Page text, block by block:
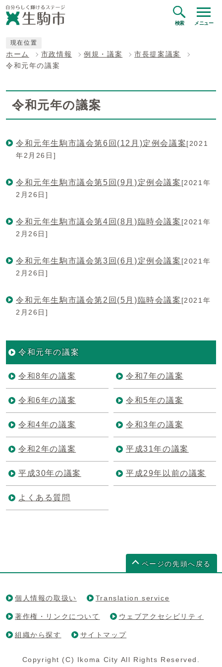
検索 メニュー
現在位置
ホーム 市政情報 例規・議案
市長提案議案
令和元年の議案
令和元年の議案
令和元年生駒市議会第6回(12月)定例会議案[2021
年2月26日]
令和元年生駒市議会第5回(9月)定例会議案 [2021年
2月26日]
令和元年生駒市議会第4回(8月)臨時会議案 [2021年
2月26日]
令和元年生駒市議会第3回(6月)定例会議案 [2021年
2月26日]
令和元年生駒市議会第2回(5月)臨時会議案 [2021年
2月26日]
令和元年の議案
令和8年の議案 令和7年の議案
令和6年の議案 令和5年の議案
令和4年の議案 令和3年の議案
令和2年の議案 平成31年の議案
平成30年の議案 平成29年以前の議案
よくある質問
ページの先頭へ戻る
個人情報の取扱い Translation service
著作権・リンクについて ウェブアクセシビリティ
組織から探す サイトマップ
Copyright (C) Ikoma City All Rights Reserved.